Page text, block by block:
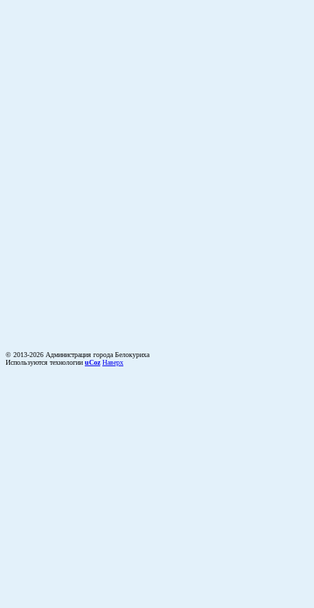
© 2013-2026 Администрация города Белокуриха
Используются технологии uCoz Наверх